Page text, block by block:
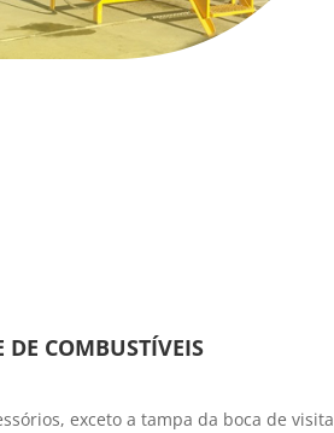
COMBUSTÍVEIS
exceto a tampa da boca de visita